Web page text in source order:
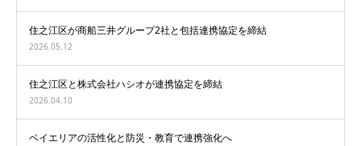
住之江区が商船三井グループ2社と包括連携協定を締結
2026.05.12
住之江区と株式会社ハシオが連携協定を締結
2026.04.10
ベイエリアの活性化と防災・教育で連携強化へ